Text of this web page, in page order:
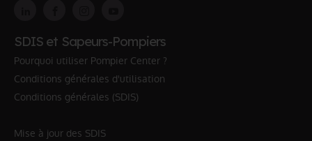
SDIS et Sapeurs-Pompiers
Pourquoi utiliser Pompier Center ?
Conditions générales d'utilisation
Conditions générales (SDIS)
Mise à jour des SDIS